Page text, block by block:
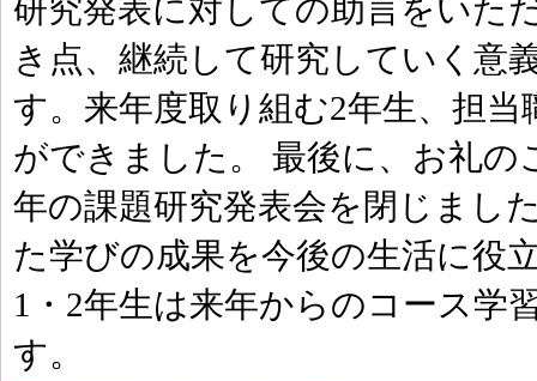
研究発表に対しての助言をいた
き点、継続して研究していく意
す。来年度取り組む2年生、担
ができました。 最後に、お礼
年の課題研究発表会を閉じま
た学びの成果を今後の生活に役
1・2年生は来年からのコース学
す。